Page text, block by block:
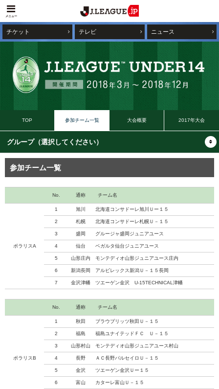
メニュー
チケット テレビ ニュース
TOP 参加チーム一覧 大会概要 2017年大会
参加チーム一覧
No. 通称 チーム名
ポラリスA
1 旭川 北海道コンサドーレ旭川Ｕー１５
2 札幌 北海道コンサドーレ札幌Ｕ－１５
3 盛岡 グルージャ盛岡ジュニアユース
4 仙台 ベガルタ仙台ジュニアユース
5 山形庄内 モンテディオ山形ジュニアユース庄内
6 新潟長岡 アルビレックス新潟Ｕ－１５長岡
7 金沢津幡 ツエーゲン金沢 U-15TECHNICAL津幡
No. 通称 チーム名
ポラリスB
1 秋田 ブラウブリッツ秋田Ｕ－１５
2 福島 福島ユナイテッドＦＣ Ｕ－１５
3 山形村山 モンテディオ山形ジュニアユース村山
4 長野 ＡＣ長野パルセイロＵ－１５
5 金沢 ツエーゲン金沢Ｕー１５
6 富山 カターレ富山Ｕ－１５